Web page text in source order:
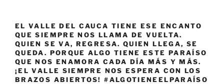
EL VALLE DEL CAUCA TIENE ESE ENCANTO
QUE SIEMPRE NOS LLAMA DE VUELTA.
QUIEN SE VA, REGRESA. QUIEN LLEGA, SE
QUEDA. PORQUE ALGO TIENE ESTE PARAÍSO
QUE NOS ENAMORA CADA DÍA MÁS Y MÁS.
¡EL VALLE SIEMPRE NOS ESPERA CON LOS
BRAZOS ABIERTOS! #ALGOTIENEELPARAÍSO